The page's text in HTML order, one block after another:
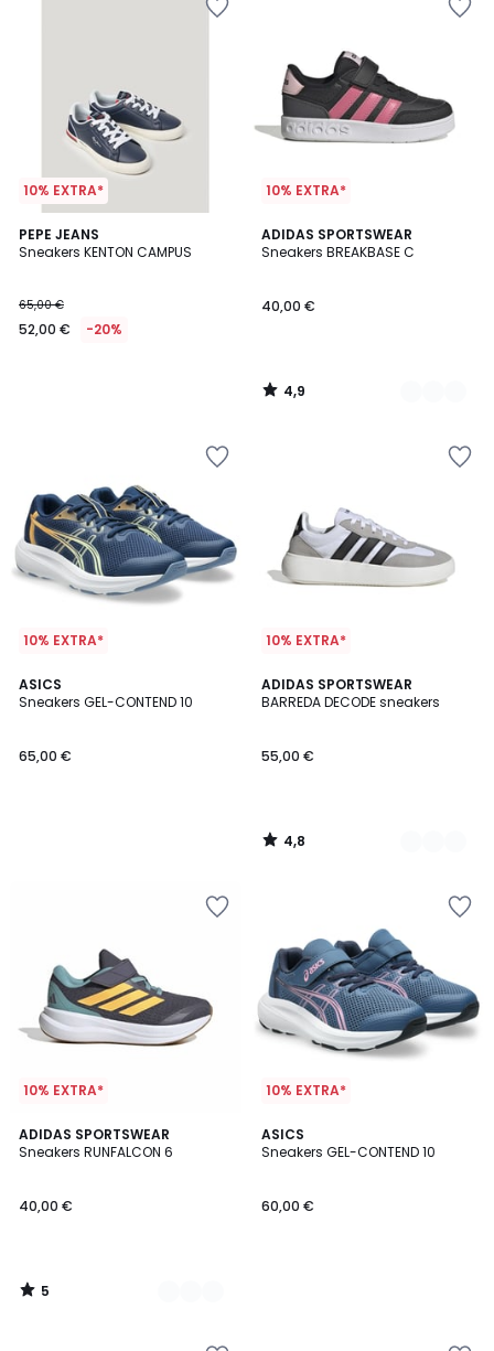
10% EXTRA*
PEPE JEANS
Sneakers KENTON CAMPUS
65,00 €
52,00 € -20%
10% EXTRA*
ADIDAS SPORTSWEAR
Sneakers BREAKBASE C
40,00 €
4,9
/ 5
2
Kleuren
4,9
/
10% EXTRA*
ASICS
Sneakers GEL-CONTEND 10
65,00 €
10% EXTRA*
ADIDAS SPORTSWEAR
BARREDA DECODE sneakers
55,00 €
4,8
/ 5
2
Kleuren
4,8
/
10% EXTRA*
ADIDAS SPORTSWEAR
Sneakers RUNFALCON 6
40,00 €
5
/
2
Kleuren
5
/
10% EXTRA*
ASICS
Sneakers GEL-CONTEND 10
60,00 €